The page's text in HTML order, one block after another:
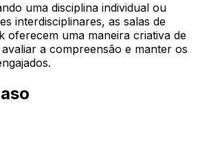
uma disciplina individual ou
interdisciplinares, as salas de
oferecem uma maneira criativa de
a compreensão e manter os